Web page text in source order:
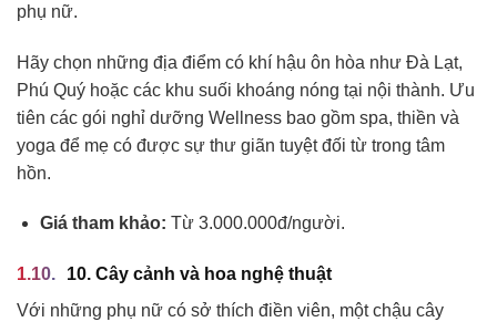
phụ nữ.
Hãy chọn những địa điểm có khí hậu ôn hòa như Đà Lạt,
Phú Quý hoặc các khu suối khoáng nóng tại nội thành. Ưu
tiên các gói nghỉ dưỡng Wellness bao gồm spa, thiền và
yoga để mẹ có được sự thư giãn tuyệt đối từ trong tâm
hồn.
Giá tham khảo: Từ 3.000.000đ/người.
10. Cây cảnh và hoa nghệ thuật
Với những phụ nữ có sở thích điền viên, một chậu cây